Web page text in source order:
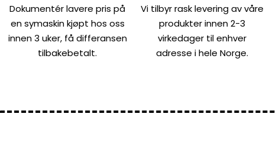
Dokumentér lavere pris på
en symaskin kjøpt hos oss
innen 3 uker, få differansen
tilbakebetalt.
Vi tilbyr rask levering av våre
produkter innen 2-3
virkedager til enhver
adresse i hele Norge.